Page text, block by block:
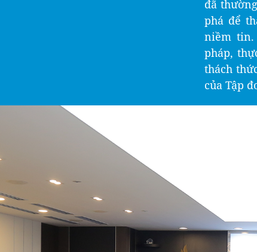
đã
phá để
niềm tin.
pháp,
thách
của Tập